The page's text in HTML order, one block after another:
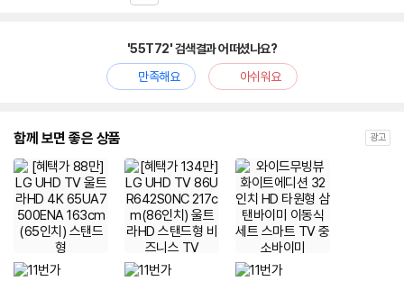
'55T72' 검색결과 어떠셨나요?
만족해요
아쉬워요
함께 보면 좋은 상품 광고